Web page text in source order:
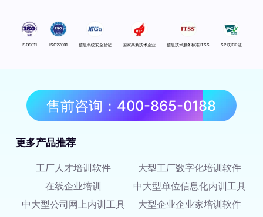
ISO9011 ISO27001 信息系统安全登记 国家高新技术企业 信息技术服务标准ITSS SP或ICP证
售前咨询：400-865-0188
更多产品推荐
工厂人才培训软件
大型工厂数字化培训软件
在线企业培训
中大型单位信息化内训工具
中大型公司网上内训工具
大型企业企业家培训软件